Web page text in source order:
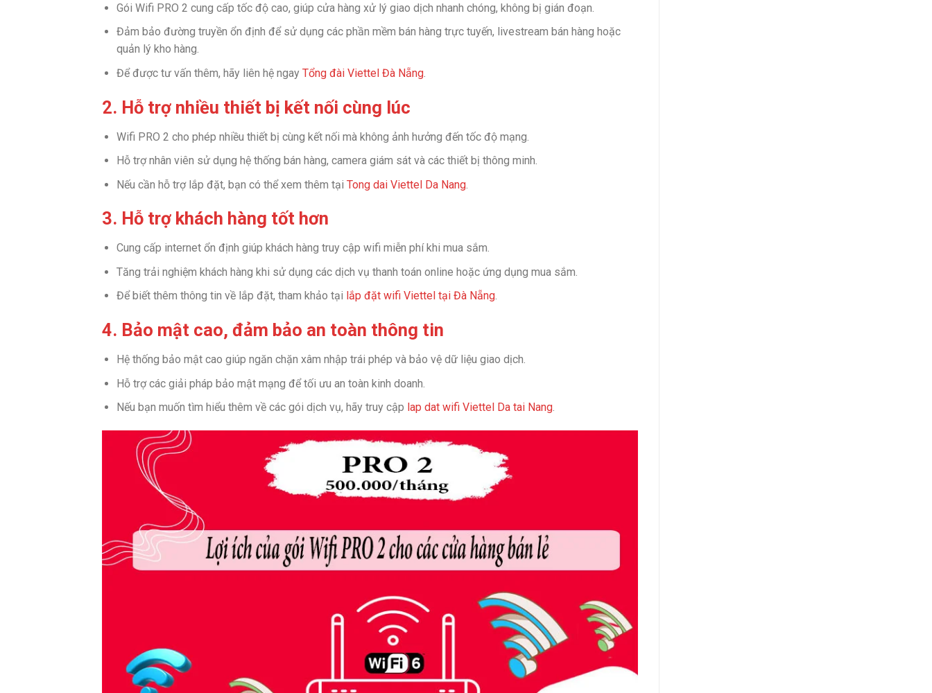
Gói Wifi PRO 2 cung cấp tốc độ cao, giúp cửa hàng xử lý giao dịch nhanh chóng, không bị gián đoạn.
Đảm bảo đường truyền ổn định để sử dụng các phần mềm bán hàng trực tuyến, livestream bán hàng hoặc
quản lý kho hàng.
Để được tư vấn thêm, hãy liên hệ ngay Tổng đài Viettel Đà Nẵng.
2. Hỗ trợ nhiều thiết bị kết nối cùng lúc
Wifi PRO 2 cho phép nhiều thiết bị cùng kết nối mà không ảnh hưởng đến tốc độ mạng.
Hỗ trợ nhân viên sử dụng hệ thống bán hàng, camera giám sát và các thiết bị thông minh.
Nếu cần hỗ trợ lắp đặt, bạn có thể xem thêm tại Tong dai Viettel Da Nang.
3. Hỗ trợ khách hàng tốt hơn
Cung cấp internet ổn định giúp khách hàng truy cập wifi miễn phí khi mua sắm.
Tăng trải nghiệm khách hàng khi sử dụng các dịch vụ thanh toán online hoặc ứng dụng mua sắm.
Để biết thêm thông tin về lắp đặt, tham khảo tại lắp đặt wifi Viettel tại Đà Nẵng.
4. Bảo mật cao, đảm bảo an toàn thông tin
Hệ thống bảo mật cao giúp ngăn chặn xâm nhập trái phép và bảo vệ dữ liệu giao dịch.
Hỗ trợ các giải pháp bảo mật mạng để tối ưu an toàn kinh doanh.
Nếu bạn muốn tìm hiểu thêm về các gói dịch vụ, hãy truy cập lap dat wifi Viettel Da tai Nang.